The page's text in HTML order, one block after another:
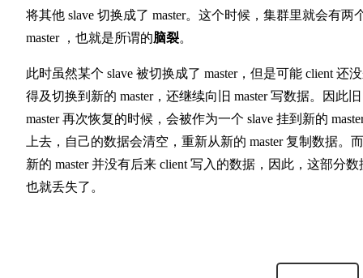
将其他 slave 切换成了 master。这个时候，集群里就会有两
master ，也就是所谓的脑裂。
此时虽然某个 slave 被切换成了 master，但是可能 client 还
得及切换到新的 master，还继续向旧 master 写数据。因此旧
master 再次恢复的时候，会被作为一个 slave 挂到新的
上去，自己的数据会清空，重新从新的 master 复制数据。而
新的 master 并没有后来 client 写入的数据，因此，这部分数
也就丢失了。